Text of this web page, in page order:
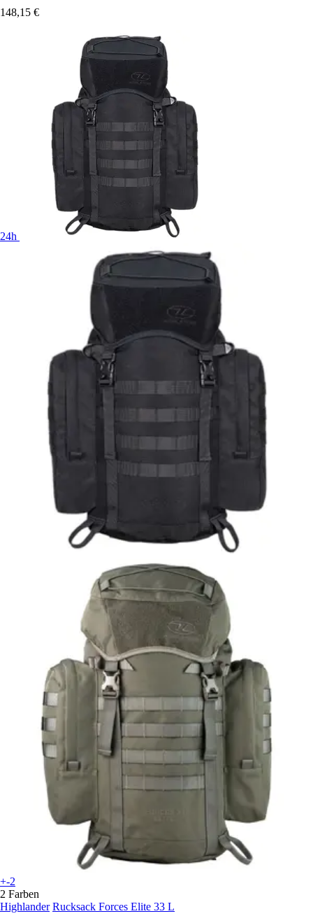
148,15 €
24h
+-2
2 Farben
Highlander Rucksack Forces Elite 33 L